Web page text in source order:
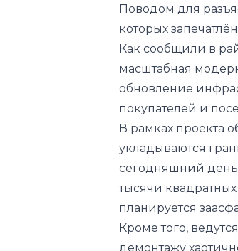
Поводом для
которых
Как сообщили в
масштабная
обновление
покупателей и
В рамках проекта
укладываются
сегодняшний день
тысячи
планируется
Кроме того,
демонтажу